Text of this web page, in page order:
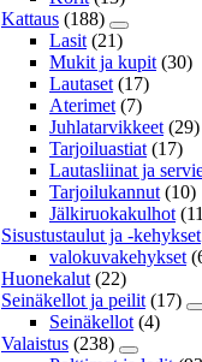
Kattaus (188)
Lasit (21)
Mukit ja kupit (30)
Lautaset (17)
Aterimet (7)
Juhlatarvikkeet (29)
Tarjoiluastiat (17)
Lautasliinat ja
Tarjoilukannut (10)
Jälkiruokakulhot
Sisustustaulut ja -kehykset
valokuvakehykset
Huonekalut (22)
Seinäkellot ja peilit (17)
Seinäkellot (4)
Valaistus (238)